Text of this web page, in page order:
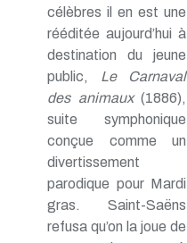
célèbres il en est une
rééditée aujourd’hui à
destination du jeune
public, Le Carnaval
des animaux(1886),
suite symphonique
conçue comme un
divertissement
parodique pour Mardi
gras. Saint-Saëns
refusa qu’on la joue de